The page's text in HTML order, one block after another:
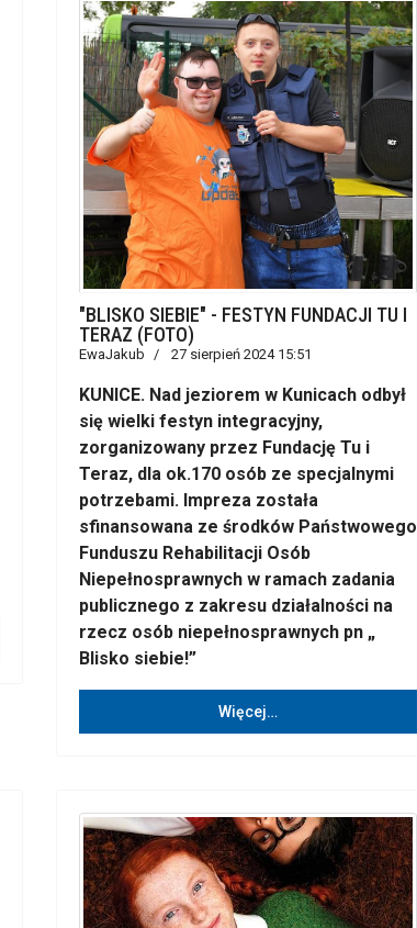
"BLISKO SIEBIE" - FESTYN FUNDACJI TU I
TERAZ (FOTO)
EwaJakub 27 sierpień 2024 15:51
KUNICE. Nad jeziorem w Kunicach odbył
się wielki festyn integracyjny,
zorganizowany przez Fundację Tu i
Teraz, dla ok.170 osób ze specjalnymi
potrzebami. Impreza została
sfinansowana ze środków Państwowego
Funduszu Rehabilitacji Osób
Niepełnosprawnych w ramach zadania
publicznego z zakresu działalności na
rzecz osób niepełnosprawnych pn „
Blisko siebie!”
Więcej…